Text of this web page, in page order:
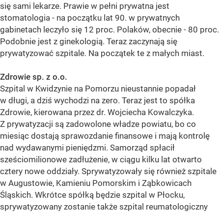
się sami lekarze. Prawie w pełni prywatna jest
stomatologia - na początku lat 90. w prywatnych
gabinetach leczyło się 12 proc. Polaków, obecnie - 80 proc.
Podobnie jest z ginekologią. Teraz zaczynają się
prywatyzować szpitale. Na początek te z małych miast.
Zdrowie sp. z o.o.
Szpital w Kwidzynie na Pomorzu nieustannie popadał
w długi, a dziś wychodzi na zero. Teraz jest to spółka
Zdrowie, kierowana przez dr. Wojciecha Kowalczyka.
Z prywatyzacji są zadowolone władze powiatu, bo co
miesiąc dostają sprawozdanie finansowe i mają kontrolę
nad wydawanymi pieniędzmi. Samorząd spłacił
sześciomilionowe zadłużenie, w ciągu kilku lat otwarto
cztery nowe oddziały. Sprywatyzowały się również szpitale
w Augustowie, Kamieniu Pomorskim i Ząbkowicach
Śląskich. Wkrótce spółką będzie szpital w Płocku,
sprywatyzowany zostanie także szpital reumatologiczny